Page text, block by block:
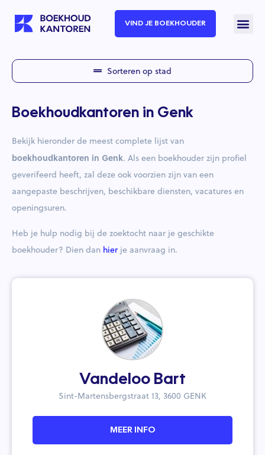
VIND JE BOEKHOUDER
Sorteren op stad
Boekhoudkantoren in Genk
Bekijk hieronder de meest complete lijst van
boekhoudkantoren in Genk. Als een boekhouder zijn profiel
geverifeerd heeft, zal deze ook voorzien zijn van een
aangepaste beschrijven, beschikbare diensten, vacatures en
openingsuren.
Heb je hulp nodig bij de zoektocht naar je geschikte
boekhouder? Dien dan hier je aanvraag in.
Vandeloo Bart
Sint-Martensbergstraat 13, 3600 GENK
MEER INFO